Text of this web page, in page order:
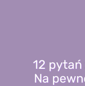
12 pytań
Na